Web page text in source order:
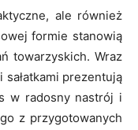
ale również
formie stanowią
towarzyskich. Wraz
prezentują
w radosny nastrój i
z przygotowanych